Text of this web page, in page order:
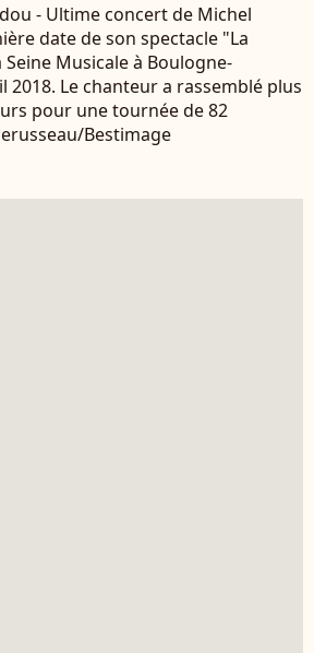
- Ultime concert de Michel
date de son spectacle "La
Musicale à Boulogne-
2018. Le chanteur a rassemblé plus
pour une tournée de 82
Bestimage